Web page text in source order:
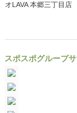
スポスポグループ